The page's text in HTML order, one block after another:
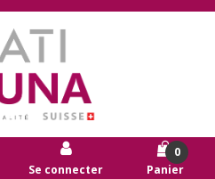
Se connecter
0
Panier